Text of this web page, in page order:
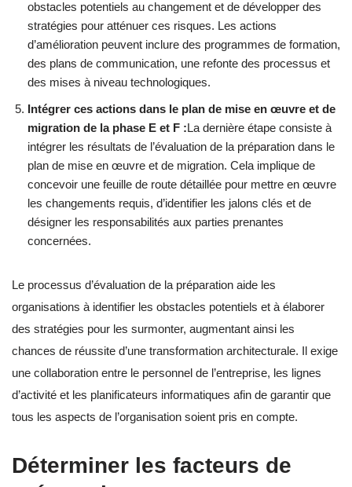
obstacles potentiels au changement et de développer des
stratégies pour atténuer ces risques. Les actions
d’amélioration peuvent inclure des programmes de formation,
des plans de communication, une refonte des processus et
des mises à niveau technologiques.
Intégrer ces actions dans le plan de mise en œuvre et de
migration de la phase E et F :La dernière étape consiste à
intégrer les résultats de l’évaluation de la préparation dans le
plan de mise en œuvre et de migration. Cela implique de
concevoir une feuille de route détaillée pour mettre en œuvre
les changements requis, d’identifier les jalons clés et de
désigner les responsabilités aux parties prenantes
concernées.
Le processus d’évaluation de la préparation aide les
organisations à identifier les obstacles potentiels et à élaborer
des stratégies pour les surmonter, augmentant ainsi les
chances de réussite d’une transformation architecturale. Il exige
une collaboration entre le personnel de l’entreprise, les lignes
d’activité et les planificateurs informatiques afin de garantir que
tous les aspects de l’organisation soient pris en compte.
Déterminer les facteurs de